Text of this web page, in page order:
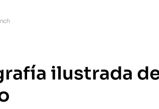
ilustrada